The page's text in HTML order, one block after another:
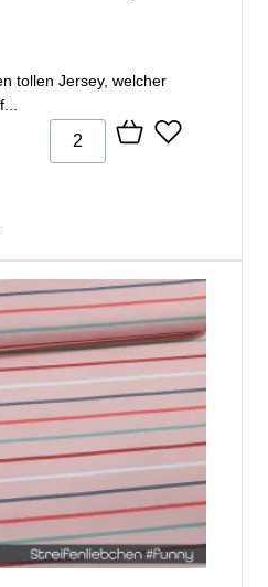
tollen Jersey, welcher